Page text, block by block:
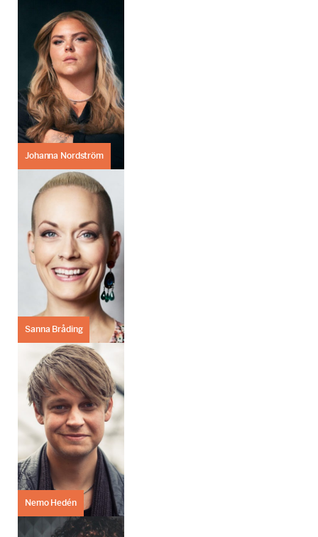
Johanna Nordström
Sanna Bråding
Nemo Hedén